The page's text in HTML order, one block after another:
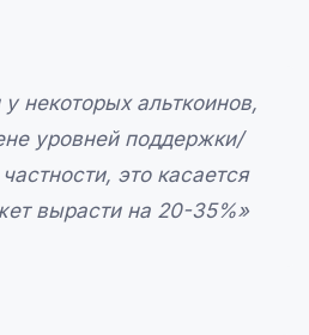
некоторых альткоинов,
уровней поддержки/
это касается
вырасти на 20-35%»